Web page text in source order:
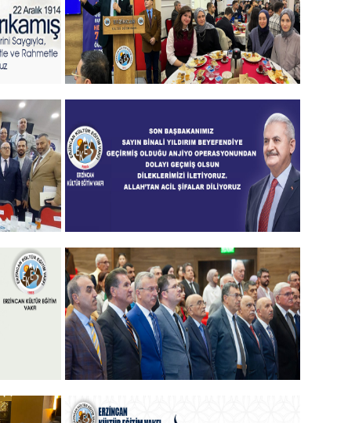
+
öğrencilerimizle kahvaltı
Programı
+
Geçmiş Olsun Mesajı
+
Akademik Bilim, Sanat ve Spor